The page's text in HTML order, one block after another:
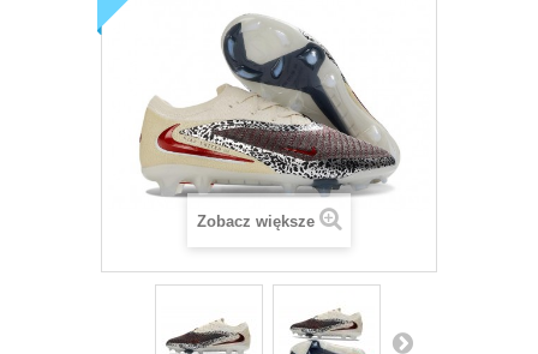
Zobacz większe